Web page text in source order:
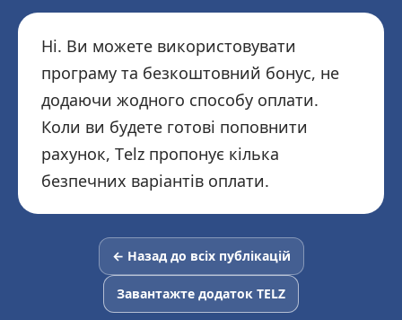
Ні. Ви можете використовувати
програму та безкоштовний бонус, не
додаючи жодного способу оплати.
Коли ви будете готові поповнити
рахунок, Telz пропонує кілька
безпечних варіантів оплати.
← Назад до всіх публікацій
Завантажте додаток TELZ